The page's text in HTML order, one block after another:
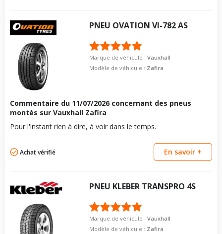
PNEU OVATION VI-782 AS
Marque de véhicule : Vauxhall
Modèle de véhicule : Zafira
Commentaire du 11/07/2026 concernant des pneus
montés sur Vauxhall Zafira
Pour l'instant rien à dire, à voir dans le temps.
Achat vérifié En savoir +
PNEU KLEBER TRANSPRO 4S
Marque de véhicule : Vauxhall
Modèle de véhicule : Zafira